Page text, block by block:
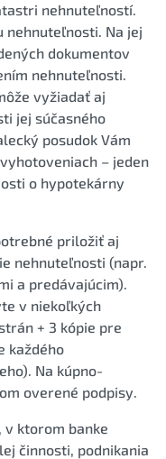
nehnuteľností.
nehnuteľnosti. Na jej
dokumentov
nehnuteľnosti.
vyžiadať aj
jej súčasného
posudok Vám
– jeden
o hypotekárny
priložiť aj
nehnuteľnosti (napr.
a predávajúcim).
v niekoľkých
+ 3 kópie pre
každého
Na kúpno-
overené podpisy.
, v ktorom banke
činnosti, podnikania